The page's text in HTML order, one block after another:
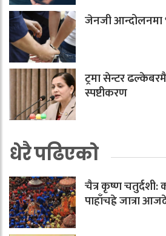
जेनजी आन्दोलनमा
ट्रमा सेन्टर
स्पष्टीकरण
धेरै पढिएको
चैत्र कृष्ण चतुर्दशी:
पाहाँचह्रे जात्रा